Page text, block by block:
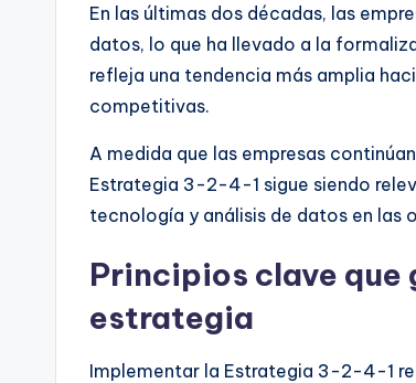
En las últimas dos décadas, las
datos, lo que ha llevado a la
refleja una tendencia más amplia
competitivas.
A medida que las empresas
Estrategia 3-2-4-1 sigue siendo
tecnología y análisis de datos en las
Principios clave que
estrategia
Implementar la Estrategia 3-2-4-1